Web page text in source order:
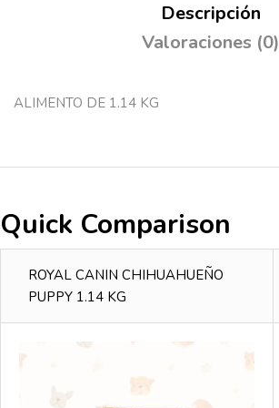
Descripción
Valoraciones (0)
ALIMENTO DE 1.14 KG
Quick Comparison
ROYAL CANIN CHIHUAHUEÑO
PUPPY 1.14 KG